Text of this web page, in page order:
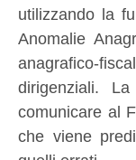
utilizzando la
Anomalie
anagrafico-
dirigenziali.
comunicare al
che viene